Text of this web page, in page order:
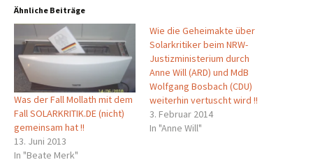
Ähnliche Beiträge
Was der Fall Mollath mit dem
Fall SOLARKRITIK.DE (nicht)
gemeinsam hat !!
13. Juni 2013
In "Beate Merk"
Wie die Geheimakte über
Solarkritiker beim NRW-
Justizministerium durch
Anne Will (ARD) und MdB
Wolfgang Bosbach (CDU)
weiterhin vertuscht wird !!
3. Februar 2014
In "Anne Will"